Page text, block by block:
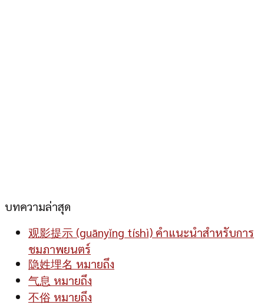
บทความล่าสุด
观影提示 (guānyǐng tíshì) คำแนะนำสำหรับการ
ชมภาพยนตร์
隐姓埋名 หมายถึง
气息 หมายถึง
不俗 หมายถึง